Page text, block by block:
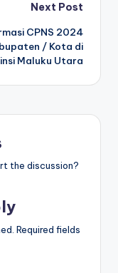
Next Post
CPNS 2024
/ Kota di
Maluku Utara
the discussion?
Required fields